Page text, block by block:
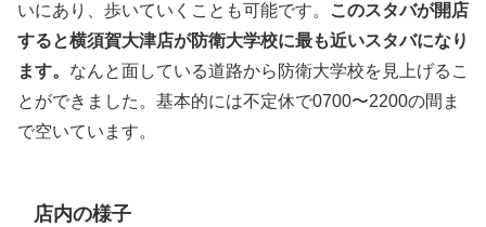
いにあり、歩いていくことも可能です。
このスタバが開店
すると横須賀大津店が防衛大学校に最も近いスタバになり
ます。 なんと面している道路から防衛大学校を見上げるこ
とができました。基本的には不定休で0700〜2200の間ま
で空いています。
店内の様子